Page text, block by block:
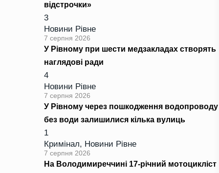
відстрочки»
3
Новини Рівне
7 серпня 2026
У Рівному при шести медзакладах створять
наглядові ради
4
Новини Рівне
7 серпня 2026
У Рівному через пошкодження водопроводу
без води залишилися кілька вулиць
1
Кримінал, Новини Рівне
7 серпня 2026
На Володимиреччині 17-річний мотоцикліст